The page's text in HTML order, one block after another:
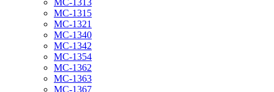
MC-1315
MC-1321
MC-1340
MC-1342
MC-1354
MC-1362
MC-1363
MC-1367